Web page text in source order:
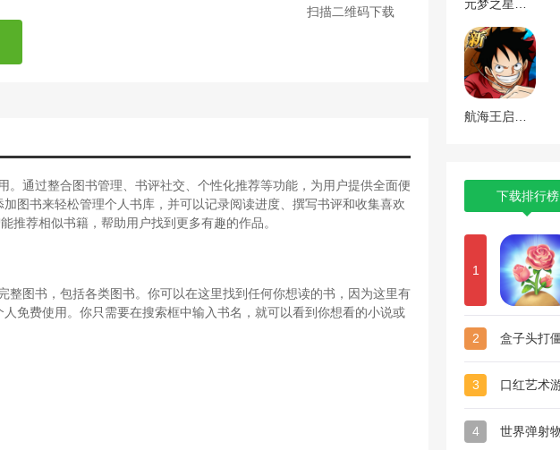
扫描二维码下载
。通过整合图书管理、书评社交、个性化推荐等功能，为用户提供全面便
图书来轻松管理个人书库，并可以记录阅读进度、撰写书评和收集喜欢
推荐相似书籍，帮助用户找到更多有趣的作品。
整图书，包括各类图书。你可以在这里找到任何你想读的书，因为这里有
免费使用。你只需要在搜索框中输入书名，就可以看到你想看的小说或
下载排行榜
1
2
3 口红艺术
4 世界弹射